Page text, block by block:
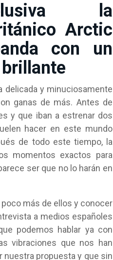
la
Arctic
con un
delicada y minuciosamente
ganas de más. Antes de
y que iban a estrenar dos
hacer en este mundo
de todo este tiempo, la
momentos exactos para
ser que no lo harán en
más de ellos y conocer
a medios españoles
podemos hablar ya con
vibraciones que nos han
nuestra propuesta y que sin